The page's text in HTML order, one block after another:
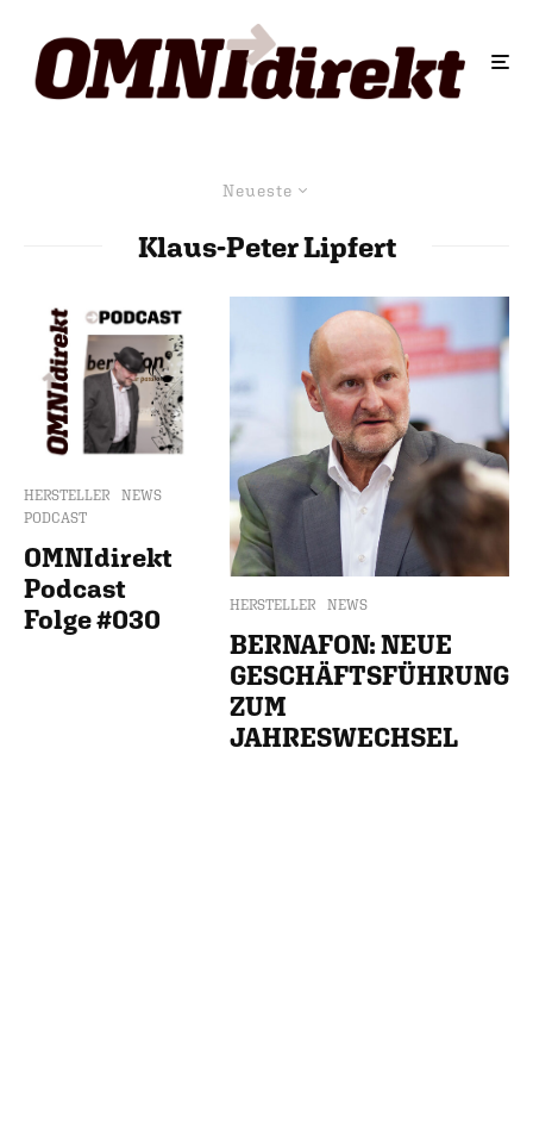
Neueste
Klaus-Peter Lipfert
HERSTELLER
NEWS
PODCAST
OMNIdirekt
Podcast
Folge #030
HERSTELLER NEWS
BERNAFON: NEUE
GESCHÄFTSFÜHRUNG
ZUM
JAHRESWECHSEL